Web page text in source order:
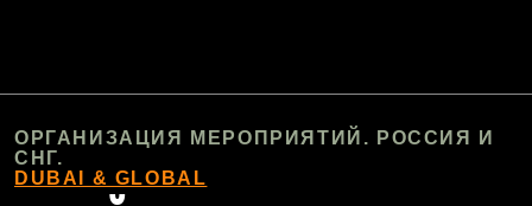
ОРГАНИЗАЦИЯ МЕРОПРИЯТИЙ. РОССИЯ И
СНГ.
DUBAI & GLOBAL